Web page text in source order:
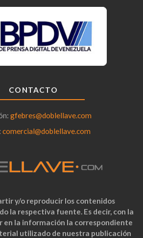
CONTACTO
gfebres@doblellave.com
comercial@doblellave.com
y/o reproducir los contenidos
la respectiva fuente. Es decir, con la
en la información la correspondiente
utilizado de nuestra publicación